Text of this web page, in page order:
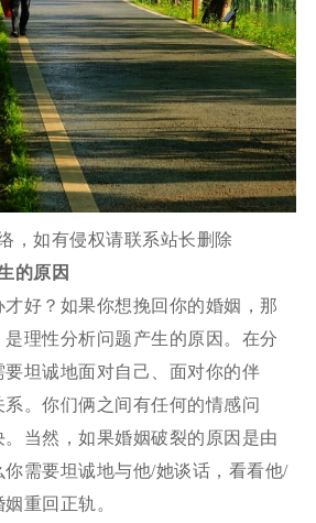
，如有侵权请联系站长删除
的原因
好？如果你想挽回你的婚姻，那
理性分析问题产生的原因。在分
坦诚地面对自己、面对你的伴
。你们俩之间有任何的情感问
当然，如果婚姻破裂的原因是由
需要坦诚地与他/她谈话，看看他/
重回正轨。